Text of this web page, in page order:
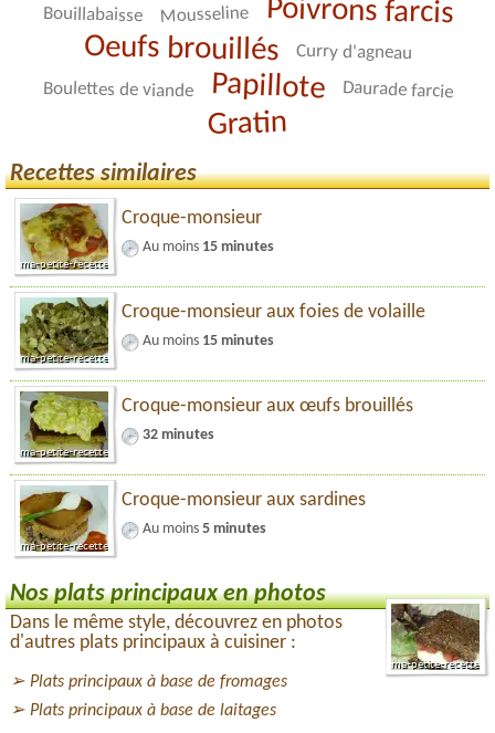
Bouillabaisse Mousseline Poivrons farcis
Oeufs brouillés Curry d'agneau
Boulettes de viande Papillote Daurade farcie
Gratin
Recettes similaires
Croque-monsieur
Au moins 15 minutes
Croque-monsieur aux foies de volaille
Au moins 15 minutes
Croque-monsieur aux œufs brouillés
32 minutes
Croque-monsieur aux sardines
Au moins 5 minutes
Nos plats principaux en photos
Dans le même style, découvrez en photos
d'autres plats principaux à cuisiner :
Plats principaux à base de fromages
Plats principaux à base de laitages